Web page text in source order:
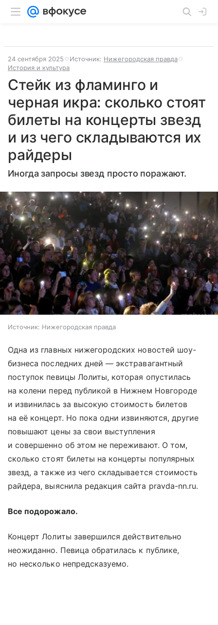
24 сентября 2025 Источник: Нижегородская правда
История и культура
Стейк из фламинго и
черная икра: сколько стоят
билеты на концерты звезд
и из чего складываются их
райдеры
Иногда запросы звезд просто поражают.
Источник: Нижегородская правда
Одна из главных нижегородских новостей шоу-
бизнеса последних дней — экстравагантный
поступок певицы Лолиты, которая опустилась
на колени перед публикой в Нижнем Новгороде
и извинилась за высокую стоимость билетов
на её концерт. Но пока одни извиняются, другие
повышают цены за свои выступления
и совершенно об этом не переживают. О том,
сколько стоят билеты на концерты популярных
звезд, а также из чего складывается стоимость
райдера, выяснила редакция сайта pravda-nn.ru.
Все подорожало.
Концерт Лолиты завершился действительно
неожиданно. Певица обратилась к публике,
но несколько непредсказуемо.